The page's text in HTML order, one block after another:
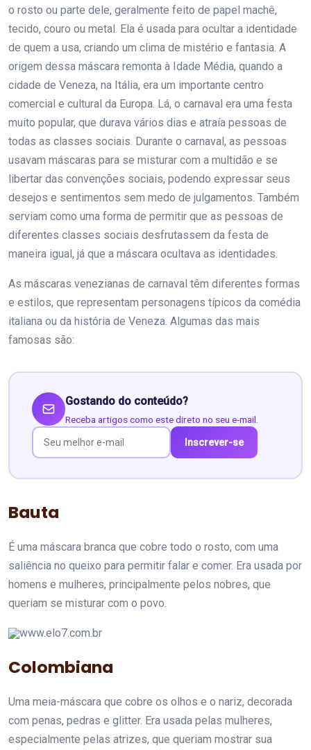
o rosto ou parte dele, geralmente feito de papel machê,
tecido, couro ou metal. Ela é usada para ocultar a identidade
de quem a usa, criando um clima de mistério e fantasia. A
origem dessa máscara remonta à Idade Média, quando a
cidade de Veneza, na Itália, era um importante centro
comercial e cultural da Europa. Lá, o carnaval era uma festa
muito popular, que durava vários dias e atraía pessoas de
todas as classes sociais. Durante o carnaval, as pessoas
usavam máscaras para se misturar com a multidão e se
libertar das convenções sociais, podendo expressar seus
desejos e sentimentos sem medo de julgamentos. Também
serviam como uma forma de permitir que as pessoas de
diferentes classes sociais desfrutassem da festa de
maneira igual, já que a máscara ocultava as identidades.
As máscaras venezianas de carnaval têm diferentes formas
e estilos, que representam personagens típicos da comédia
italiana ou da história de Veneza. Algumas das mais
famosas são:
Gostando do conteúdo?
Receba artigos como este direto no seu e-mail.
Inscrever-se
Bauta
É uma máscara branca que cobre todo o rosto, com uma
saliência no queixo para permitir falar e comer. Era usada por
homens e mulheres, principalmente pelos nobres, que
queriam se misturar com o povo.
www.elo7.com.br
Colombiana
Uma meia-máscara que cobre os olhos e o nariz, decorada
com penas, pedras e glitter. Era usada pelas mulheres,
especialmente pelas atrizes, que queriam mostrar sua